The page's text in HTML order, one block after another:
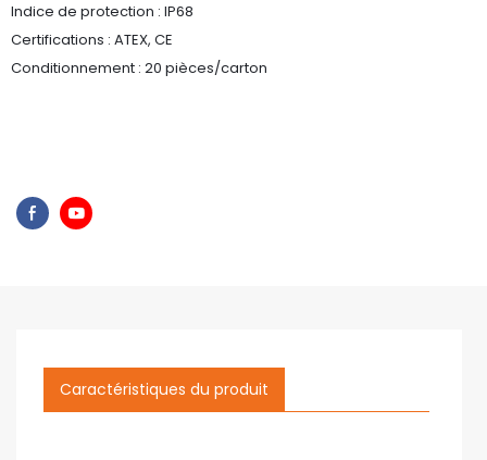
Indice de protection : IP68
Certifications : ATEX, CE
Conditionnement : 20 pièces/carton
Caractéristiques du produit